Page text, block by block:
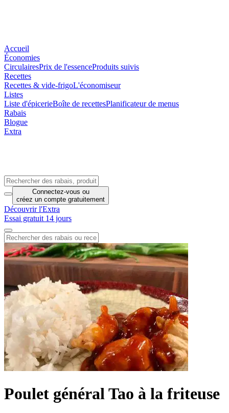
Accueil
Économies
CirculairesPrix de l'essenceProduits suivis
Recettes
Recettes & vide-frigoL'économiseur
Listes
Liste d'épicerieBoîte de recettesPlanificateur de menus
Rabais
Blogue
Extra
Connectez-vous ou
créez un compte gratuitement
Découvrir l'Extra
Essai gratuit 14 jours
Poulet général Tao à la friteuse